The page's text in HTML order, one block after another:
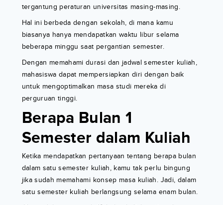
tergantung peraturan universitas masing-masing.
Hal ini berbeda dengan sekolah, di mana kamu
biasanya hanya mendapatkan waktu libur selama
beberapa minggu saat pergantian semester.
Dengan memahami durasi dan jadwal semester kuliah,
mahasiswa dapat mempersiapkan diri dengan baik
untuk mengoptimalkan masa studi mereka di
perguruan tinggi.
Berapa Bulan 1
Semester dalam Kuliah
Ketika mendapatkan pertanyaan tentang berapa bulan
dalam satu semester kuliah, kamu tak perlu bingung
jika sudah memahami konsep masa kuliah. Jadi, dalam
satu semester kuliah berlangsung selama enam bulan.